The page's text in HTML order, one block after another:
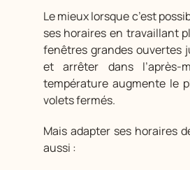
Le mieux lorsque c’est
ses horaires en travaillant
fenêtres grandes ouvertes
et arrêter dans l’après-
température augmente le
volets fermés.
Mais adapter ses horaires
aussi :